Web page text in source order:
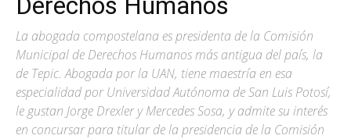
La abogada compostelana es presidenta de la Comisión
Municipal de Derechos Humanos más antigua del país, la
de Tepic. Abogada por la UAN, tiene maestría en esa
especialidad por Universidad Autónoma de San Luis Potosí,
le gustan Jorge Drexler y Mercedes Sosa, y admite su interés
en concursar para titular de la presidencia de la Comisión